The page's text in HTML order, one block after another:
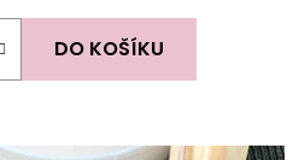
DO KOŠÍKU